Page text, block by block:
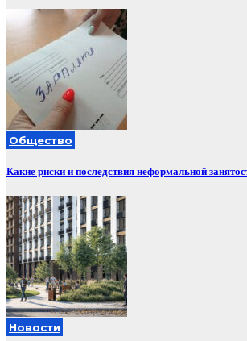
Общество
Какие риски и последствия неформальной
Новости